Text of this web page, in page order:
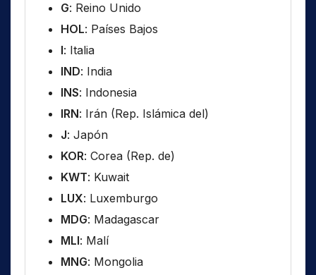
G: Reino Unido
HOL: Países Bajos
I: Italia
IND: India
INS: Indonesia
IRN: Irán (Rep. Islámica del)
J: Japón
KOR: Corea (Rep. de)
KWT: Kuwait
LUX: Luxemburgo
MDG: Madagascar
MLI: Malí
MNG: Mongolia